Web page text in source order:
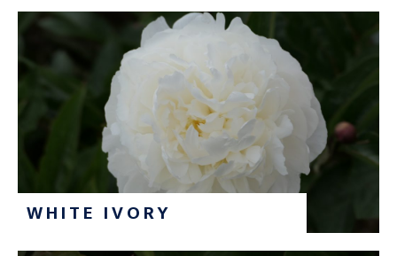
WHITE IVORY